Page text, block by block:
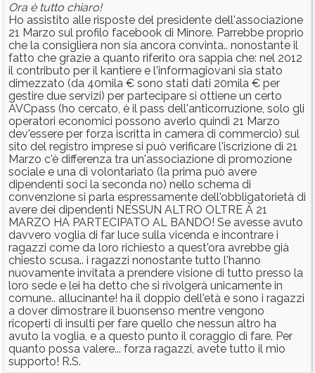
Ora è tutto chiaro!
Ho assistito alle risposte del presidente dell'associazione
21 Marzo sul profilo facebook di Minore. Parrebbe proprio
che la consigliera non sia ancora convinta.. nonostante il
fatto che grazie a quanto riferito ora sappia che: nel 2012
il contributo per il kantiere e l'informagiovani sia stato
dimezzato (da 40mila € sono stati dati 20mila € per
gestire due servizi) per partecipare si ottiene un certo
AVCpass (ho cercato, è il pass dell'anticorruzione, solo gli
operatori economici possono averlo quindi 21 Marzo
dev'essere per forza iscritta in camera di commercio) sul
sito del registro imprese si può verificare l'iscrizione di 21
Marzo c'è differenza tra un'associazione di promozione
sociale e una di volontariato (la prima può avere
dipendenti soci la seconda no) nello schema di
convenzione si parla espressamente dell'obbligatorietà di
avere dei dipendenti NESSUN ALTRO OLTRE A 21
MARZO HA PARTECIPATO AL BANDO! Se avesse avuto
davvero voglia di far luce sulla vicenda e incontrare i
ragazzi come da loro richiesto a quest'ora avrebbe già
chiesto scusa.. i ragazzi nonostante tutto l'hanno
nuovamente invitata a prendere visione di tutto presso la
loro sede e lei ha detto che si rivolgerà unicamente in
comune.. allucinante! ha il doppio dell'età e sono i ragazzi
a dover dimostrare il buonsenso mentre vengono
ricoperti di insulti per fare quello che nessun altro ha
avuto la voglia, e a questo punto il coraggio di fare. Per
quanto possa valere... forza ragazzi, avete tutto il mio
supporto! R.S.